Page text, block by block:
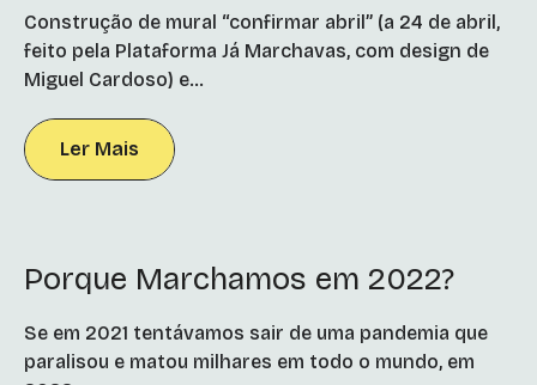
Construção de mural “confirmar abril” (a 24 de abril,
feito pela Plataforma Já Marchavas, com design de
Miguel Cardoso) e...
Ler Mais
Porque Marchamos em 2022?
Se em 2021 tentávamos sair de uma pandemia que
paralisou e matou milhares em todo o mundo, em